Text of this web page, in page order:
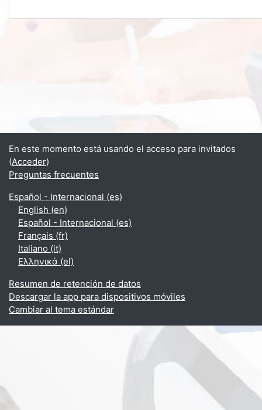
En este momento está usando el acceso para invitados
(Acceder)
Preguntas frecuentes
Español - Internacional ‎(es)‎
English ‎(en)‎
Español - Internacional ‎(es)‎
Français ‎(fr)‎
Italiano ‎(it)‎
Ελληνικά ‎(el)‎
Resumen de retención de datos
Descargar la app para dispositivos móviles
Cambiar al tema estándar